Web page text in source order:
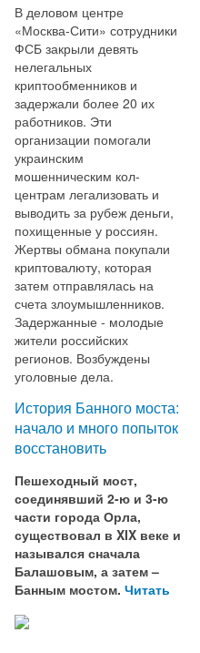
В деловом центре
«Москва-Сити» сотрудники
ФСБ закрыли девять
нелегальных
криптообменников и
задержали более 20 их
работников. Эти
организации помогали
украинским
мошенническим кол-
центрам легализовать и
выводить за рубеж деньги,
похищенные у россиян.
Жертвы обмана покупали
криптовалюту, которая
затем отправлялась на
счета злоумышленников.
Задержанные - молодые
жители российских
регионов. Возбуждены
уголовные дела.
История Банного моста:
начало и много попыток
восстановить
Пешеходный мост,
соединявший 2-ю и 3-ю
части города Орла,
существовал в XIX веке и
назывался сначала
Балашовым, а затем –
Банным мостом. Читать